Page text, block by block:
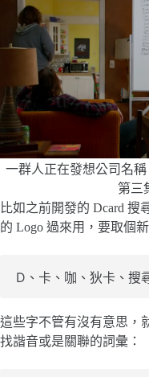
一群人正在發想公司名稱
第三
比如之前開發的 Dcard 搜
的 Logo 過來用，要取個
D、卡、咖、狄卡、搜
這些字不管有沒有意思，
找諧音或是關聯的詞彙：